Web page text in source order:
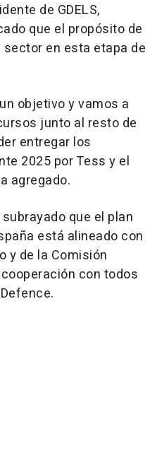
de GDELS,
que el propósito de
en esta etapa de
objetivo y vamos a
junto al resto de
entregar los
2025 por Tess y el
agregado.
que el plan
está alineado con
y de la Comisión
con todos